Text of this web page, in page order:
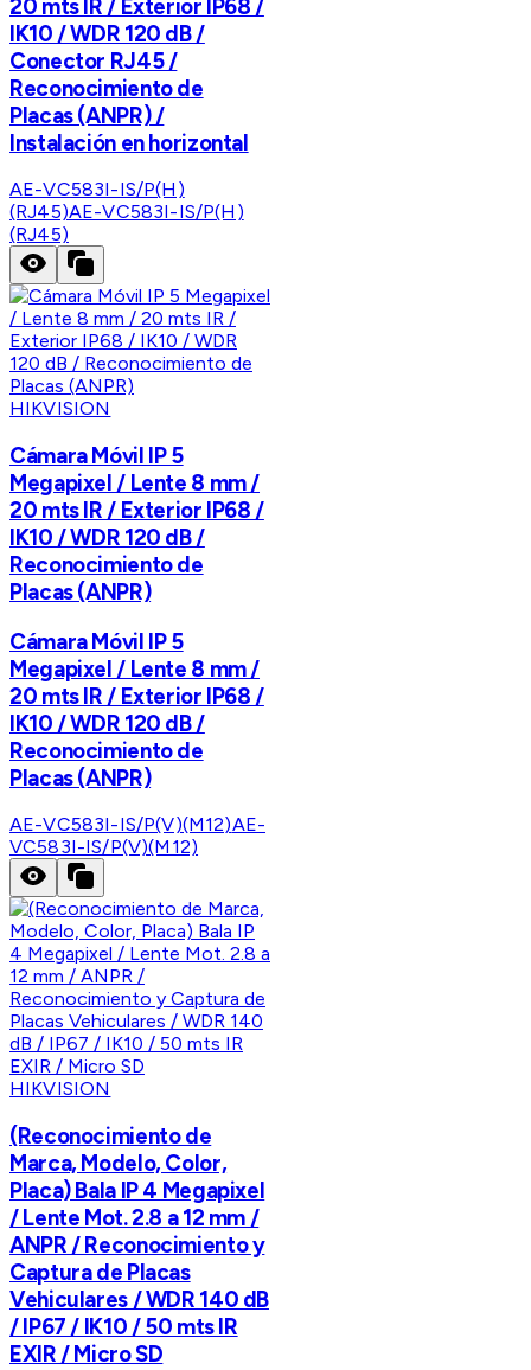
20 mts IR / Exterior IP68 /
IK10 / WDR 120 dB /
Conector RJ45 /
Reconocimiento de
Placas (ANPR) /
Instalación en horizontal
AE-VC583I-IS/P(H)
(RJ45)AE-VC583I-IS/P(H)
(RJ45)
HIKVISION
Cámara Móvil IP 5
Megapixel / Lente 8 mm /
20 mts IR / Exterior IP68 /
IK10 / WDR 120 dB /
Reconocimiento de
Placas (ANPR)
Cámara Móvil IP 5
Megapixel / Lente 8 mm /
20 mts IR / Exterior IP68 /
IK10 / WDR 120 dB /
Reconocimiento de
Placas (ANPR)
AE-VC583I-IS/P(V)(M12)AE-
VC583I-IS/P(V)(M12)
HIKVISION
(Reconocimiento de
Marca, Modelo, Color,
Placa) Bala IP 4 Megapixel
/ Lente Mot. 2.8 a 12 mm /
ANPR / Reconocimiento y
Captura de Placas
Vehiculares / WDR 140 dB
/ IP67 / IK10 / 50 mts IR
EXIR / Micro SD